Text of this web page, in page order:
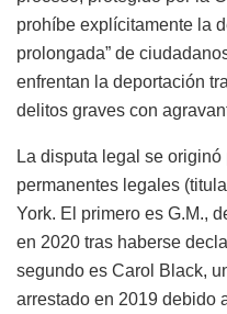
prohíbe explícitamente la
prolongada” de
enfrentan la deportación
delitos graves con
La disputa legal se
permanentes legales
York. El primero es G.M.,
en 2020 tras haberse
segundo es Carol Black,
arrestado en 2019 debido